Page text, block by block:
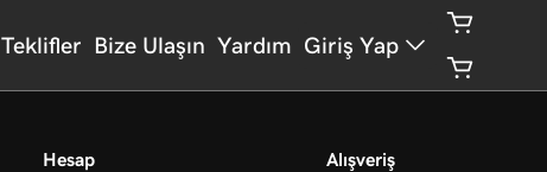
Teklifler Bize Ulaşın Yardım Giriş Yap
Hesap Alışveriş